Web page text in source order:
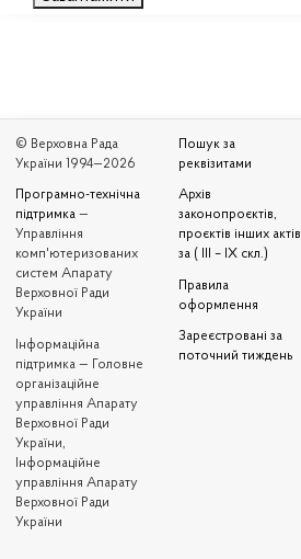
© Верховна Рада
України 1994—2026
Програмно-технічна
підтримка —
Управління
комп'ютеризованих
систем Апарату
Верховної Ради
України
Iнформаційна
підтримка — Головне
організаційне
управління Апарату
Верховної Ради
України,
Інформаційне
управління Апарату
Верховної Ради
України
Пошук за
реквізитами
Архів
законопроєктів,
проєктів інших актів
за ( III – IX скл.)
Правила
оформлення
Зареєстровані за
поточний тиждень